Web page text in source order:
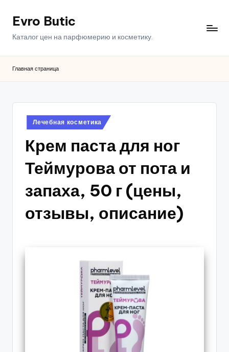
ПерейтиEvro Butic
Каталог цен на парфюмерию и косметику.
Главная страница
Опубликовано
в
Лечебная косметика
Крем паста для ног
Теймурова от пота и
запаха, 50 г (цены,
отзывы, описание)